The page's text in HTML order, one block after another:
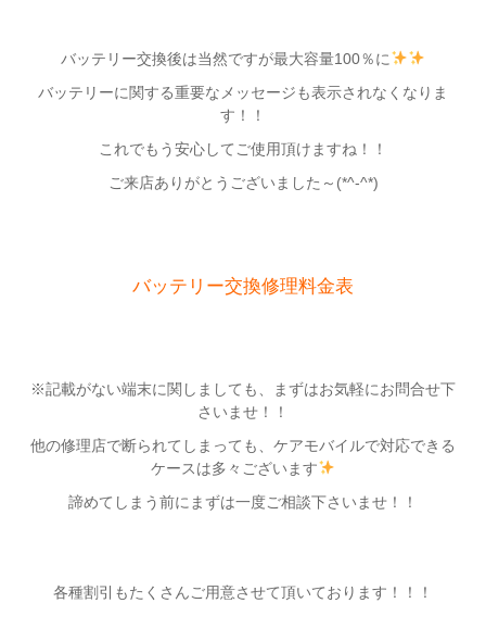
バッテリー交換後は当然ですが最大容量100％に
バッテリーに関する重要なメッセージも表示されなくなりま
す！！
これでもう安心してご使用頂けますね！！
ご来店ありがとうございました～(*^-^*)
バッテリー交換修理料金表
※記載がない端末に関しましても、まずはお気軽にお問合せ下
さいませ！！
他の修理店で断られてしまっても、ケアモバイルで対応できる
ケースは多々ございます
諦めてしまう前にまずは一度ご相談下さいませ！！
各種割引もたくさんご用意させて頂いております！！！